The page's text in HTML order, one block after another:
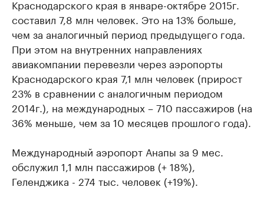
Краснодарского края в январе-октябре 2015г.
составил 7,8 млн человек. Это на 13% больше,
чем за аналогичный период предыдущего года.
При этом на внутренних направлениях
авиакомпании перевезли через аэропорты
Краснодарского края 7,1 млн человек (прирост
23% в сравнении с аналогичным периодом
2014г.), на международных – 710 пассажиров (на
36% меньше, чем за 10 месяцев прошлого года).
Международный аэропорт Анапы за 9 мес.
обслужил 1,1 млн пассажиров (+ 18%),
Геленджика - 274 тыс. человек (+19%).